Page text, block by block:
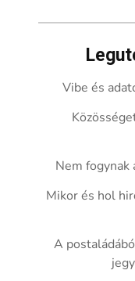
Vibe és
Nem fogynak
Mikor és hol
A